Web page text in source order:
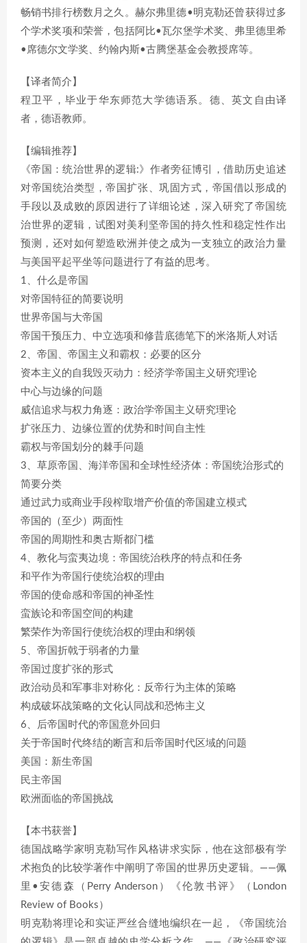
畅销书排行榜数月之久。赫尔弗里德•明克勒还曾获得过多
个学术奖项和荣誉，包括阿比•瓦尔堡学术奖、弗里德里希
•席德尔文学奖、约翰内斯•古腾堡基金会教授席等。
【译者简介】
程卫平，毕业于华东师范大学德语系。德、英文自由译
者，德语教师。
【编辑推荐】
《帝国：统治世界的逻辑:》作者旁征博引，借助历史追述
对帝国统治类型，帝国扩张、巩固方式，帝国借以形成的
手段以及成败的原因进行了详细论述，深入研究了帝国统
治世界的逻辑，试图对美利坚帝国的持久性和稳定性作出
预测，还对如何塑造欧洲并使之成为一支独立的政治力量
与美国平起平坐等问题进行了有益的思考。
1、什么是帝国
对帝国特征的简要说明
世界帝国与大帝国
帝国干预压力、中立选项和修昔底德笔下的米洛斯人对话
2、帝国、帝国主义和霸权：必要的区分
资本主义的自我毁灭动力：经济学帝国主义研究理论
中心与边缘的问题
威信追求与权力角逐：政治学帝国主义研究理论
扩张压力、边缘位置的优势和时间自主性
霸权与帝国划分的棘手问题
3、草原帝国、海洋帝国和全球性经济体：帝国统治形式的
简要分类
通过武力或商业手段榨取增产价值的帝国建立模式
帝国的（至少）两面性
帝国的周期性和奥古斯都门槛
4、教化与蛮夷边境：帝国统治秩序的特点和任务
和平作为帝国行使统治权的理由
帝国的使命感和帝国的神圣性
蛮族论和帝国空间的构建
繁荣作为帝国行使统治权的理由和纲领
5、帝国折戟于弱者的力量
帝国过度扩张的形式
政治动员和军事非对称化：反帝行为主体的策略
构成破坏战策略的文化认同战和恐怖主义
6、后帝国时代的帝国意外回归
关于帝国时代终结的断言和后帝国时代区域的问题
美国：新生帝国
民主帝国
欧洲面临的帝国挑战
【本书获誉】
德国战略学家明克勒写作风格讲求实际，他在这部极有学
术抱负的比较学著作中阐明了帝国的世界历史逻辑。——佩
里•安德森（Perry Anderson）《伦敦书评》（London
Review of Books）
明克勒将理论和实证严丝合缝地编织在一起，《帝国统治